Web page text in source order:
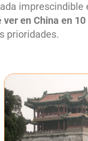
imprescindible
ver en China en
prioridades.